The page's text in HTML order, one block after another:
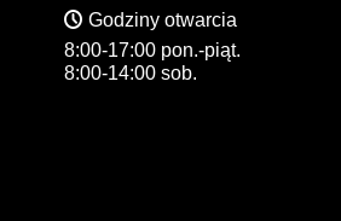
Godziny otwarcia
8:00-17:00 pon.-piąt.
8:00-14:00 sob.